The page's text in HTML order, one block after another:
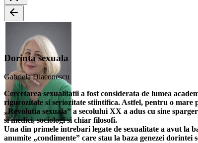
Dorinta sexuala
Gabriela Diaconescu
Cercetarea sexualitatii a fost considerata de lumea
rigurozitate si seriozitate stiintifica. Astfel, pentru o
„Revolutia sexuala” a secolului XX a adus cu sine
si medici, sociologi si chiar filosofi.
Una din primele intrebari legate de sexualitate a avut la
anumite „condimente” care stau la baza genezei dorintei